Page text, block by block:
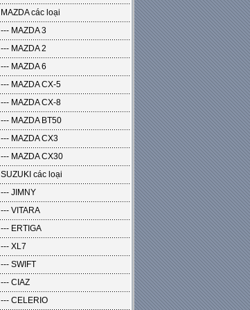
MAZDA các loại
--- MAZDA 3
--- MAZDA 2
--- MAZDA 6
--- MAZDA CX-5
--- MAZDA CX-8
--- MAZDA BT50
--- MAZDA CX3
--- MAZDA CX30
SUZUKI các loại
--- JIMNY
--- VITARA
--- ERTIGA
--- XL7
--- SWIFT
--- CIAZ
--- CELERIO